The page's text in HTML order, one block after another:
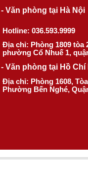
- Văn phòng tại Hà Nội
Hotline: 036.593.9999
Địa chỉ: Phòng 1809 tòa
phường Cổ Nhuế 1,
- Văn phòng tại Hồ Chí
Địa chỉ: Phòng 1608,
Phường Bến Nghé,